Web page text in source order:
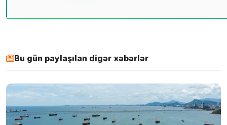
Bu gün paylaşılan digər xəbərlər